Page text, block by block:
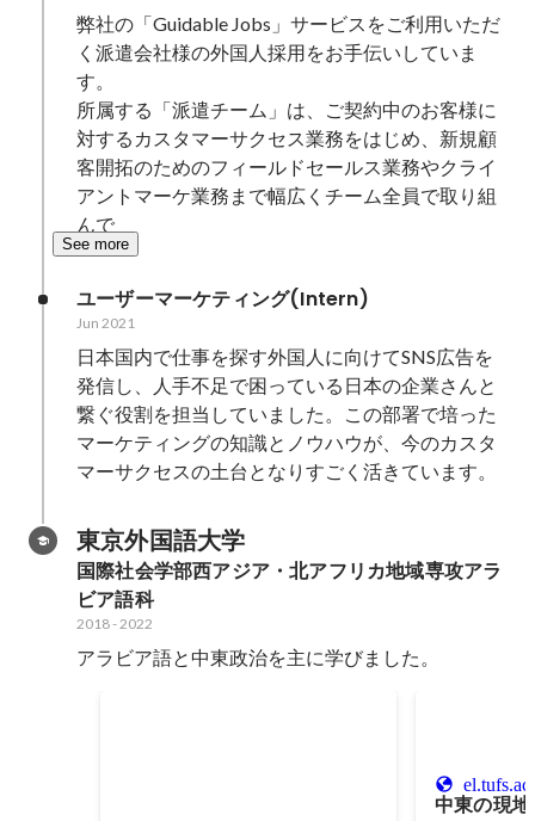
弊社の「Guidable Jobs」サービスをご利用いただ
く派遣会社様の外国人採用をお手伝いしていま
す。
所属する「派遣チーム」は、ご契約中のお客様に
対するカスタマーサクセス業務をはじめ、新規顧
客開拓のためのフィールドセールス業務やクライ
アントマーケ業務まで幅広くチーム全員で取り組
んで
See more
ユーザーマーケティング(Intern)
Jun 2021
日本国内で仕事を探す外国人に向けてSNS広告を
発信し、人手不足で困っている日本の企業さんと
繋ぐ役割を担当していました。この部署で培った
マーケティングの知識とノウハウが、今のカスタ
マーサクセスの土台となりすごく活きています。
東京外国語大学
国際社会学部西アジア・北アフリカ地域専攻アラ
ビア語科
2018-2022
アラビア語と中東政治を主に学びました。
中東の現